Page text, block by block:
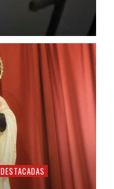
DESTACADAS